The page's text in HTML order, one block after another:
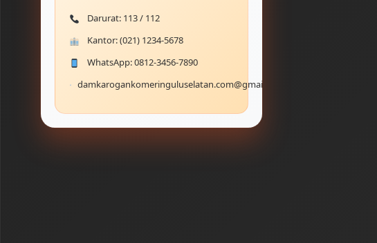
Darurat: 113 / 112
Kantor: (021) 1234-5678
WhatsApp: 0812-3456-7890
damkarogankomeringuluselatan.com@gmail.com